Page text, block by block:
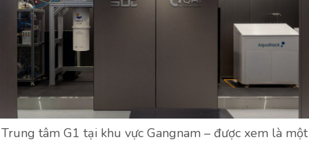
Trung tâm G1 tại khu vực Gangnam – được xem là một